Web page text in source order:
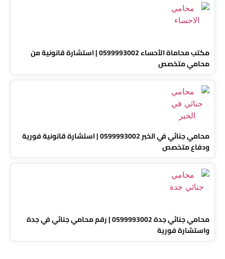
مكتب محاماة الأحساء 0599993002 | استشارة قانونية من
محامي متخصص
محامي جنائي في الخبر 0599993002 | استشارة قانونية فورية
ودفاع متخصص
محامي جنائي جدة 0599993002 | رقم محامي جنائي في جدة
واستشارة فورية